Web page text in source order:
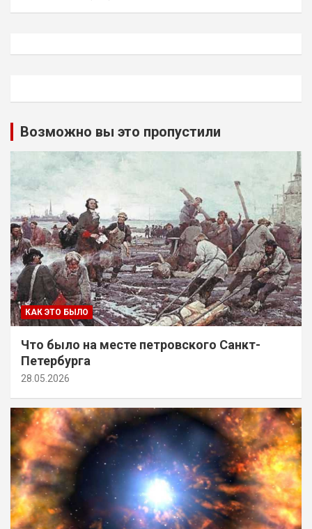
Возможно вы это пропустили
КАК ЭТО БЫЛО
Что было на месте петровского Санкт-
Петербурга
28.05.2026